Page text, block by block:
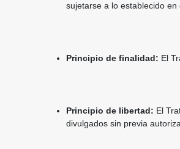
sujetarse a lo establecido en
Principio de finalidad: El
Principio de libertad: El
divulgados sin previa